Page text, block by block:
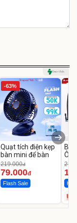
-63%
Quạt tích điện kẹp
bàn mini để bàn
219.000đ
79.000đ
Flash Sale
Ô
Hot